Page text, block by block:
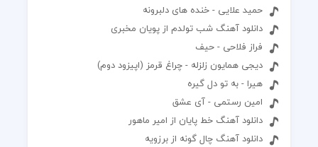
حمید علایی - خنده های دلبرونه
دانلود آهنگ شب تولدم از پویان مخبری
فراز فلاحی - حیف
دیجی همایون زلزله - چراغ قرمز (اپیزود دوم)
هیرا - به تو دل گیره
امین رستمی - آی عشق
دانلود آهنگ خط پایان از امیر ماهور
دانلود آهنگ چال گونه از برزویه